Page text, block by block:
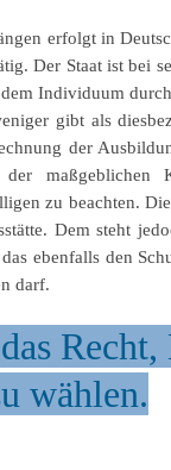
erfolgt in
Der Staat ist bei
Individuum
gibt als
der
der
zu beachten.
Dem steht
ebenfalls den
darf.
wählen.